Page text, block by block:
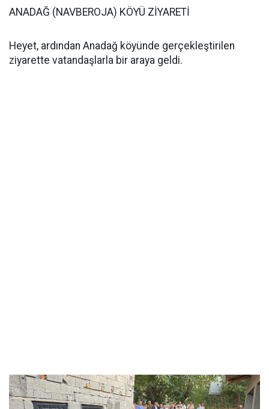
ANADAĞ (NAVBEROJA) KÖYÜ ZİYARETİ
Heyet, ardından Anadağ köyünde gerçekleştirilen
ziyarette vatandaşlarla bir araya geldi.